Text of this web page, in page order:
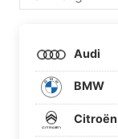
Audi
BMW
Citroën